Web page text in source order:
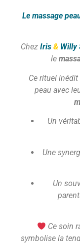
Le massage
Chez Iris &Willy
le
Ce rituel
peau avec
Un
Une
Un
Ce soin
symbolise la